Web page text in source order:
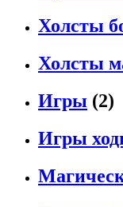
Холсты
Холсты
Игры (2)
Игры